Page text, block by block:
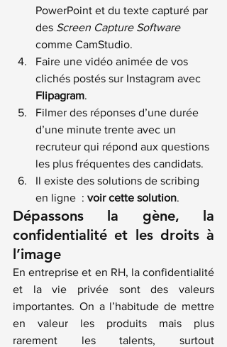
PowerPoint et du texte capturé par
des Screen Capture Software
comme CamStudio.
Faire une vidéo animée de vos
clichés postés sur Instagram avec
Flipagram.
Filmer des réponses d’une durée
d’une minute trente avec un
recruteur qui répond aux questions
les plus fréquentes des candidats.
Il existe des solutions de scribing
en ligne  : voir cette solution.
Dépassons la gène, la
confidentialité et les droits à
l’image
En entreprise et en RH, la confidentialité
et la vie privée sont des valeurs
importantes. On a l’habitude de mettre
en valeur les produits mais plus
rarement les talents, surtout